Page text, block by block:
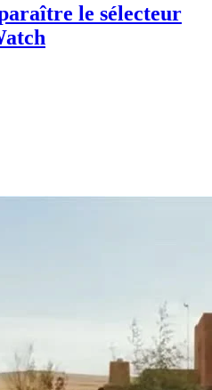
le sélecteur